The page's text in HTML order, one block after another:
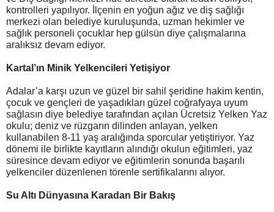
kontrolleri yapılıyor. İlçenin en yoğun ağız ve diş sağlığı
merkezi olan belediye kuruluşunda, uzman hekimler ve
sağlık personeli çocuklar hep gülsün diye çalışmalarına
aralıksız devam ediyor.
Kartal’ın Minik Yelkencileri Yetişiyor
Adalar’a karşı uzun ve güzel bir sahil şeridine hakim kentin,
çocuk ve gençleri de yaşadıkları güzel coğrafyaya uyum
sağlasın diye belediye tarafından açılan Ücretsiz Yelken Yaz
okulu; deniz ve rüzgarın dilinden anlayan, yelken
kullanabilen 8-11 yaş aralığında sporcular yetiştiriyor. Yaz
dönemi ile birlikte kayıtların alındığı okulun eğitimleri, yaz
süresince devam ediyor ve eğitimlerin sonunda başarılı
yelkenciler düzenlenen törenle sertifikalarını alıyor.
Su Altı Dünyasına Karadan Bir Bakış